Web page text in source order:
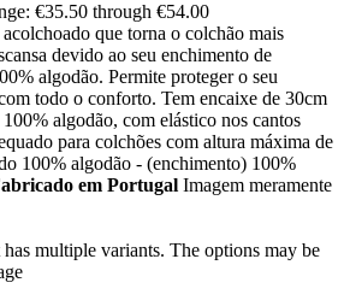
€35.50 through €54.00
que torna o colchão mais
devido ao seu enchimento de
algodão. Permite proteger o seu
todo o conforto. Tem encaixe de 30cm
algodão, com elástico nos cantos
para colchões com altura máxima de
100% algodão - (enchimento) 100%
em Portugal Imagem meramente
multiple variants. The options may be